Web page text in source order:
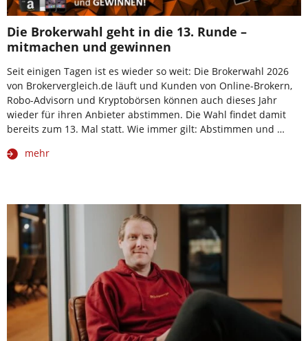
Die Brokerwahl geht in die 13. Runde –
mitmachen und gewinnen
Seit einigen Tagen ist es wieder so weit: Die Brokerwahl 2026
von Brokervergleich.de läuft und Kunden von Online-Brokern,
Robo-Advisorn und Kryptobörsen können auch dieses Jahr
wieder für ihren Anbieter abstimmen. Die Wahl findet damit
bereits zum 13. Mal statt. Wie immer gilt: Abstimmen und …
mehr